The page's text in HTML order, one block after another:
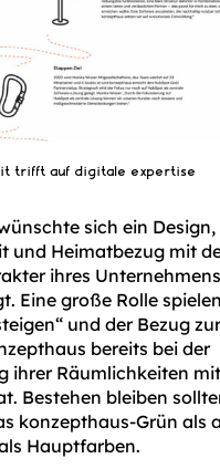
trifft auf digitale expertise
sich ein Design,
und Heimatbezug mit
ihres
Eine große Rolle
und der Bezug
bereits bei der
ihrer Räumlichkeiten mit
Bestehen bleiben
konzepthaus-Grün als
Hauptfarben.